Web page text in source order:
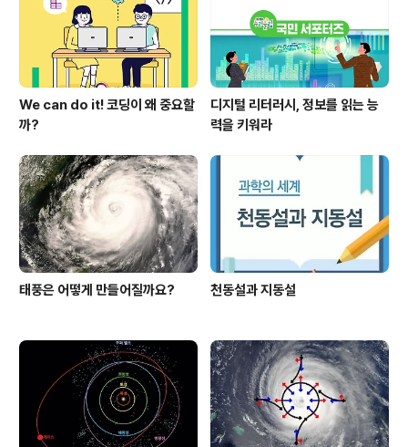
아볼 수 있습니다. 많은 대학생은 전공과목, 외국어, 공무원
공부, 취업준비 등의 다양한 학습목적을 가..
We can do it! 코딩이 왜 중요할
까?
디지털 리터러시, 정보를 읽는 능
력을 키워라
태풍은 어떻게 만들어질까요? 천동설과 지동설